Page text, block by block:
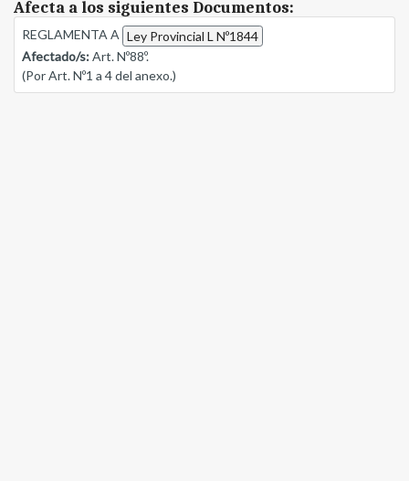
Afecta a los siguientes Documentos:
REGLAMENTA A Ley Provincial L Nº1844
Afectado/s:Art. Nº88º.
(Por Art. Nº1 a 4 del anexo.)